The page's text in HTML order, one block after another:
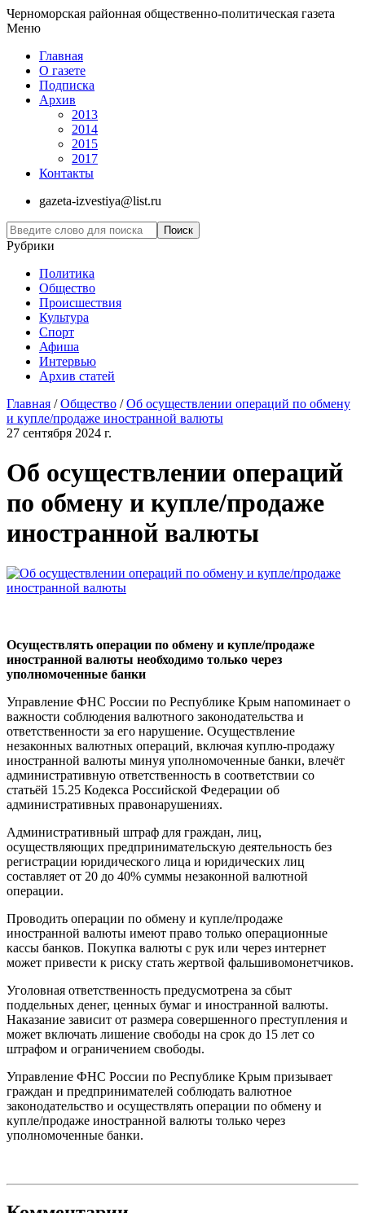
Черноморская районная общественно-политическая газета
Меню
Главная
О газете
Подписка
Архив
2013
2014
2015
2017
Контакты
gazeta-izvestiya@list.ru
Рубрики
Политика
Общество
Проиcшествия
Культура
Спорт
Афиша
Интервью
Архив статей
Главная /Общество /Об осуществлении операций по обмену
и купле/продаже иностранной валюты
27 сентября 2024 г.
Об осуществлении операций
по обмену и купле/продаже
иностранной валюты
Осуществлять операции по обмену и купле/продаже
иностранной валюты необходимо только через
уполномоченные банки
Управление ФНС России по Республике Крым напоминает о
важности соблюдения валютного законодательства и
ответственности за его нарушение. Осуществление
незаконных валютных операций, включая куплю-продажу
иностранной валюты минуя уполномоченные банки, влечёт
административную ответственность в соответствии со
статьёй 15.25 Кодекса Российской Федерации об
административных правонарушениях.
Административный штраф для граждан, лиц,
осуществляющих предпринимательскую деятельность без
регистрации юридического лица и юридических лиц
составляет от 20 до 40% суммы незаконной валютной
операции.
Проводить операции по обмену и купле/продаже
иностранной валюты имеют право только операционные
кассы банков. Покупка валюты с рук или через интернет
может привести к риску стать жертвой фальшивомонетчиков.
Уголовная ответственность предусмотрена за сбыт
поддельных денег, ценных бумаг и иностранной валюты.
Наказание зависит от размера совершенного преступления и
может включать лишение свободы на срок до 15 лет со
штрафом и ограничением свободы.
Управление ФНС России по Республике Крым призывает
граждан и предпринимателей соблюдать валютное
законодательство и осуществлять операции по обмену и
купле/продаже иностранной валюты только через
уполномоченные банки.